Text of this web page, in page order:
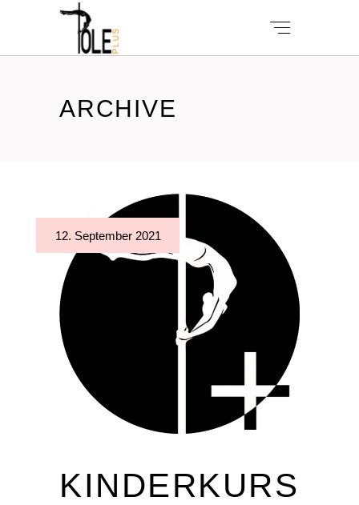
ARCHIVE
12. September 2021
KINDERKURS